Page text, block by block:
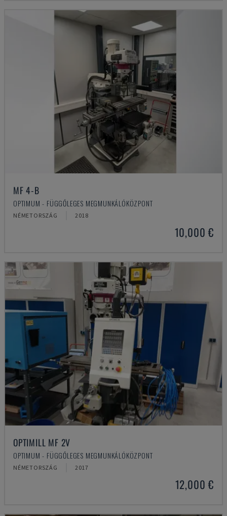
MF 4-B
OPTIMUM - FÜGGŐLEGES MEGMUNKÁLÓKÖZPONT
NÉMETORSZÁG 2018
10,000 €
OPTIMILL MF 2V
OPTIMUM - FÜGGŐLEGES MEGMUNKÁLÓKÖZPONT
NÉMETORSZÁG 2017
12,000 €